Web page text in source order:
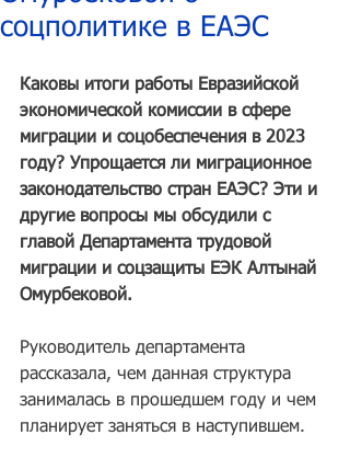
соцполитике в ЕАЭС
Каковы итоги работы Евразийской
экономической комиссии в сфере
миграции и соцобеспечения в 2023
году? Упрощается ли миграционное
законодательство стран ЕАЭС? Эти и
другие вопросы мы обсудили с
главой Департамента трудовой
миграции и соцзащиты ЕЭК Алтынай
Омурбековой.
Руководитель департамента
рассказала, чем данная структура
занималась в прошедшем году и чем
планирует заняться в наступившем.